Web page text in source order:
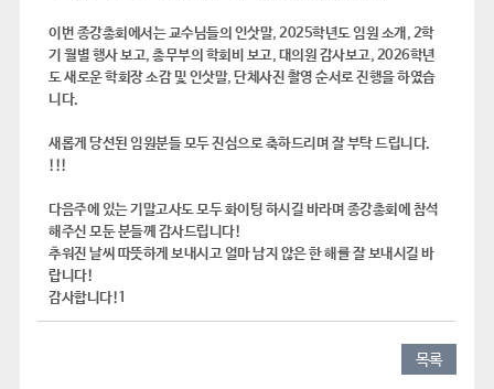
이번 종강총회에서는 교수님들의 인삿말, 2025학년도 임원 소개, 2학
기 월별 행사 보고, 총무부의 학회비 보고, 대의원 감사보고, 2026학년
도 새로운 학회장 소감 및 인삿말, 단체사진 촬영 순서로 진행을 하였습
니다.
새롭게 당선된 임원분들 모두 진심으로 축하드리며 잘 부탁 드립니다.
!!!
다음주에 있는 기말고사도 모두 화이팅 하시길 바라며 종강총회에 참석
해주신 모둔 분들께 감사드립니다!
추워진 날씨 따뜻하게 보내시고 얼마 남지 않은 한 해를 잘 보내시길 바
랍니다!
감사합니다!1
목록